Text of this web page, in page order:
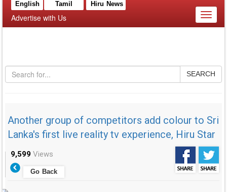
English Tamil Hiru News
Advertise with Us
Toggle
SEARCH
Another group of competitors add colour to Sri
Lanka's first live reality tv experience, Hiru Star
9,599 Views
Go Back